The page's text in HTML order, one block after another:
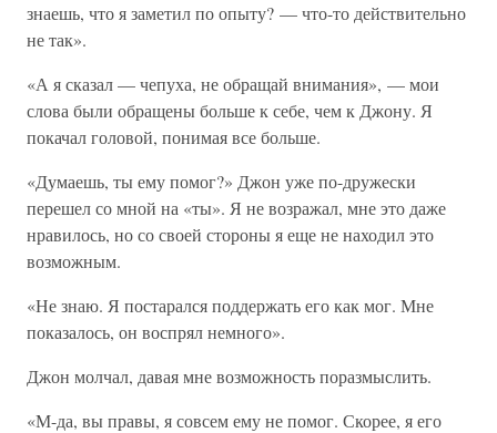
знаешь, что я заметил по опыту? — что-то действительно
не так».
«А я сказал — чепуха, не обращай внимания», — мои
слова были обращены больше к себе, чем к Джону. Я
покачал головой, понимая все больше.
«Думаешь, ты ему помог?» Джон уже по-дружески
перешел со мной на «ты». Я не возражал, мне это даже
нравилось, но со своей стороны я еще не находил это
возможным.
«Не знаю. Я постарался поддержать его как мог. Мне
показалось, он воспрял немного».
Джон молчал, давая мне возможность поразмыслить.
«М-да, вы правы, я совсем ему не помог. Скорее, я его